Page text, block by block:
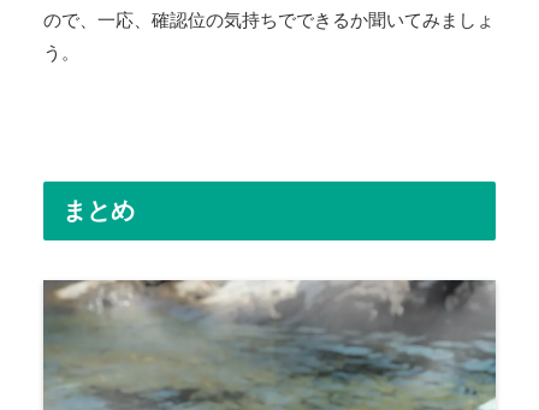
ので、一応、確認位の気持ちでできるか聞いてみましょ
う。
まとめ